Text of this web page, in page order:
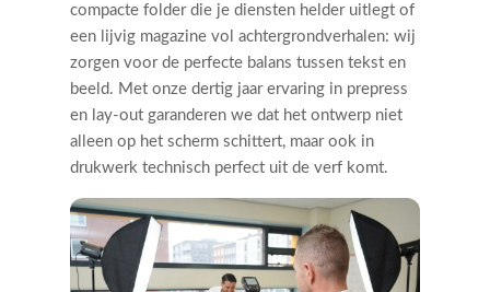
compacte folder die je diensten helder uitlegt of
een lijvig magazine vol achtergrondverhalen: wij
zorgen voor de perfecte balans tussen tekst en
beeld. Met onze dertig jaar ervaring in prepress
en lay-out garanderen we dat het ontwerp niet
alleen op het scherm schittert, maar ook in
drukwerk technisch perfect uit de verf komt.